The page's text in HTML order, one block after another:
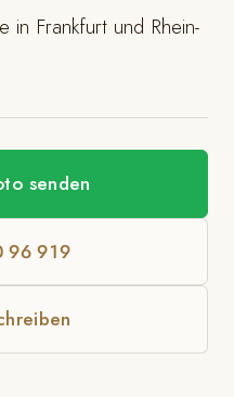
in Frankfurt und Rhein-
senden
96 919